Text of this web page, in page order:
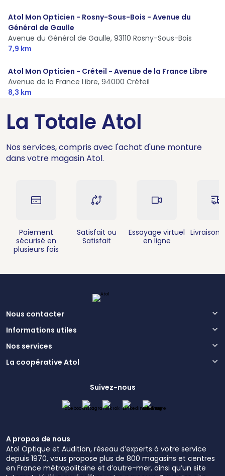
Atol Mon Opticien - Rosny-Sous-Bois - Avenue du
Général de Gaulle
Avenue du Général de Gaulle, 93110 Rosny-Sous-Bois
7,9 km
Atol Mon Opticien - Créteil - Avenue de la France Libre
Avenue de la France Libre, 94000 Créteil
8,3 km
La Totale Atol
Nos services, compris avec l'achat d'une monture
dans votre magasin Atol.
Paiement
sécurisé en
plusieurs fois
Satisfait ou
Satisfait
Essayage virtuel
en ligne
Livraison
Nous contacter
Informations utiles
Nos services
La coopérative Atol
Suivez-nous
A propos de nous
Atol Optique et Audition, réseau d’experts à votre service
depuis 1970, vous propose plus de 800 magasins et centres
en France métropolitaine et d’outre-mer, ainsi qu’un site